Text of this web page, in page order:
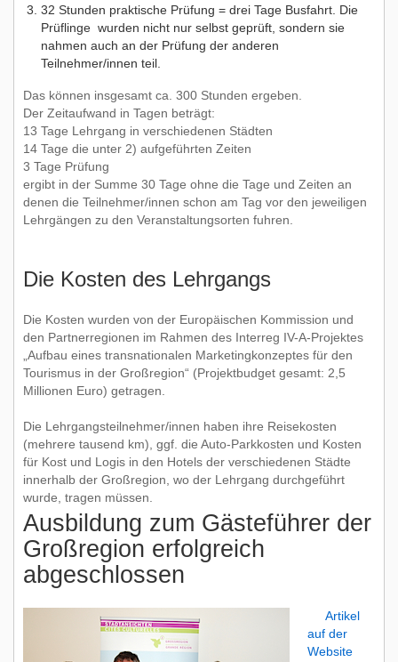
32 Stunden praktische Prüfung = drei Tage Busfahrt. Die
Prüflinge wurden nicht nur selbst geprüft, sondern sie
nahmen auch an der Prüfung der anderen
Teilnehmer/innen teil.
Das können insgesamt ca. 300 Stunden ergeben.
Der Zeitaufwand in Tagen beträgt:
13 Tage Lehrgang in verschiedenen Städten
14 Tage die unter 2) aufgeführten Zeiten
3 Tage Prüfung
ergibt in der Summe 30 Tage ohne die Tage und Zeiten an
denen die Teilnehmer/innen schon am Tag vor den jeweiligen
Lehrgängen zu den Veranstaltungsorten fuhren.
Die Kosten des Lehrgangs
Die Kosten wurden von der Europäischen Kommission und
den Partnerregionen im Rahmen des Interreg IV-A-Projektes
„Aufbau eines transnationalen Marketingkonzeptes für den
Tourismus in der Großregion“ (Projektbudget gesamt: 2,5
Millionen Euro) getragen.
Die Lehrgangsteilnehmer/innen haben ihre Reisekosten
(mehrere tausend km), ggf. die Auto-Parkkosten und Kosten
für Kost und Logis in den Hotels der verschiedenen Städte
innerhalb der Großregion, wo der Lehrgang durchgeführt
wurde, tragen müssen.
Ausbildung zum Gästeführer der
Großregion erfolgreich
abgeschlossen
Artikel
auf der
Website